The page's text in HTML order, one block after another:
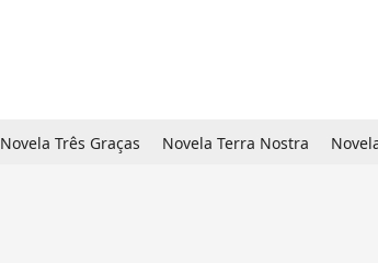
Novela Três Graças Novela Terra Nostra